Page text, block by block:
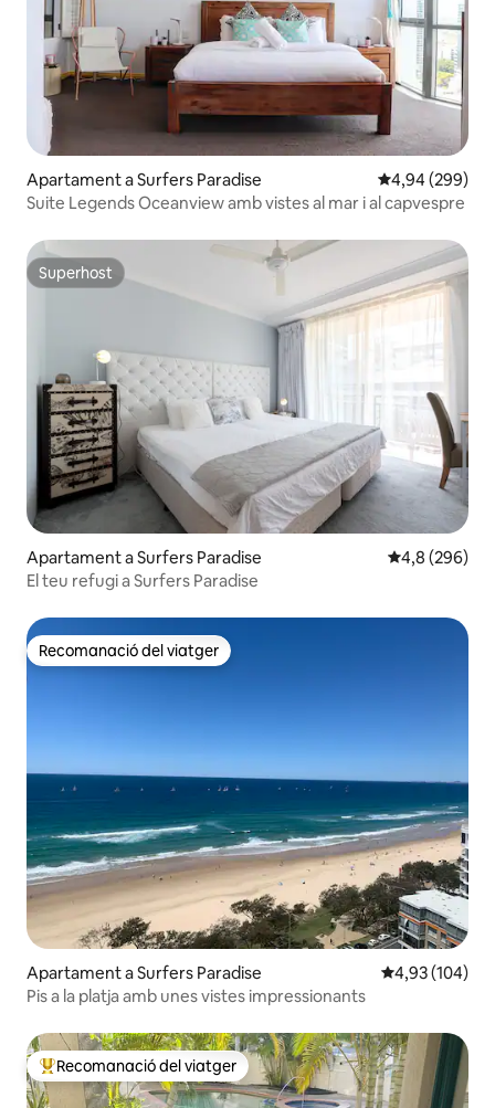
Apartament a Surfers Paradise 4,94 de
4,94 (299)
Suite Legends Oceanview amb vistes al mar i al capvespre
Superhost
Superhost
Apartament a Surfers Paradise 4,8 de
4,8 (296)
El teu refugi a Surfers Paradise
Recomanació del viatger
Recomanació del viatger
Apartament a Surfers Paradise 4,93 de
4,93 (104)
Pis a la platja amb unes vistes impressionants
Principals recomanacions dels viatgers
Recomanació del viatger